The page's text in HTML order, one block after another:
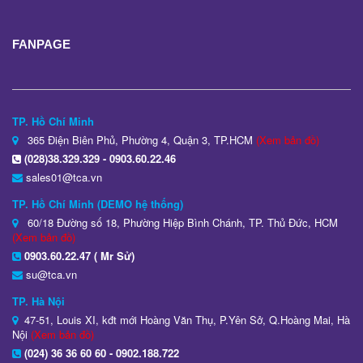
FANPAGE
TP. Hồ Chí Minh
365 Điện Biên Phủ, Phường 4, Quận 3, TP.HCM (Xem bản đồ)
(028)38.329.329 - 0903.60.22.46
sales01@tca.vn
TP. Hồ Chí Minh (DEMO hệ thống)
60/18 Đường số 18, Phường Hiệp Bình Chánh, TP. Thủ Đức, HCM
(Xem bản đồ)
0903.60.22.47 ( Mr Sử)
su@tca.vn
TP. Hà Nội
47-51, Louis XI, kđt mới Hoàng Văn Thụ, P.Yên Sở, Q.Hoàng Mai, Hà
Nội (Xem bản đồ)
(024) 36 36 60 60 - 0902.188.722